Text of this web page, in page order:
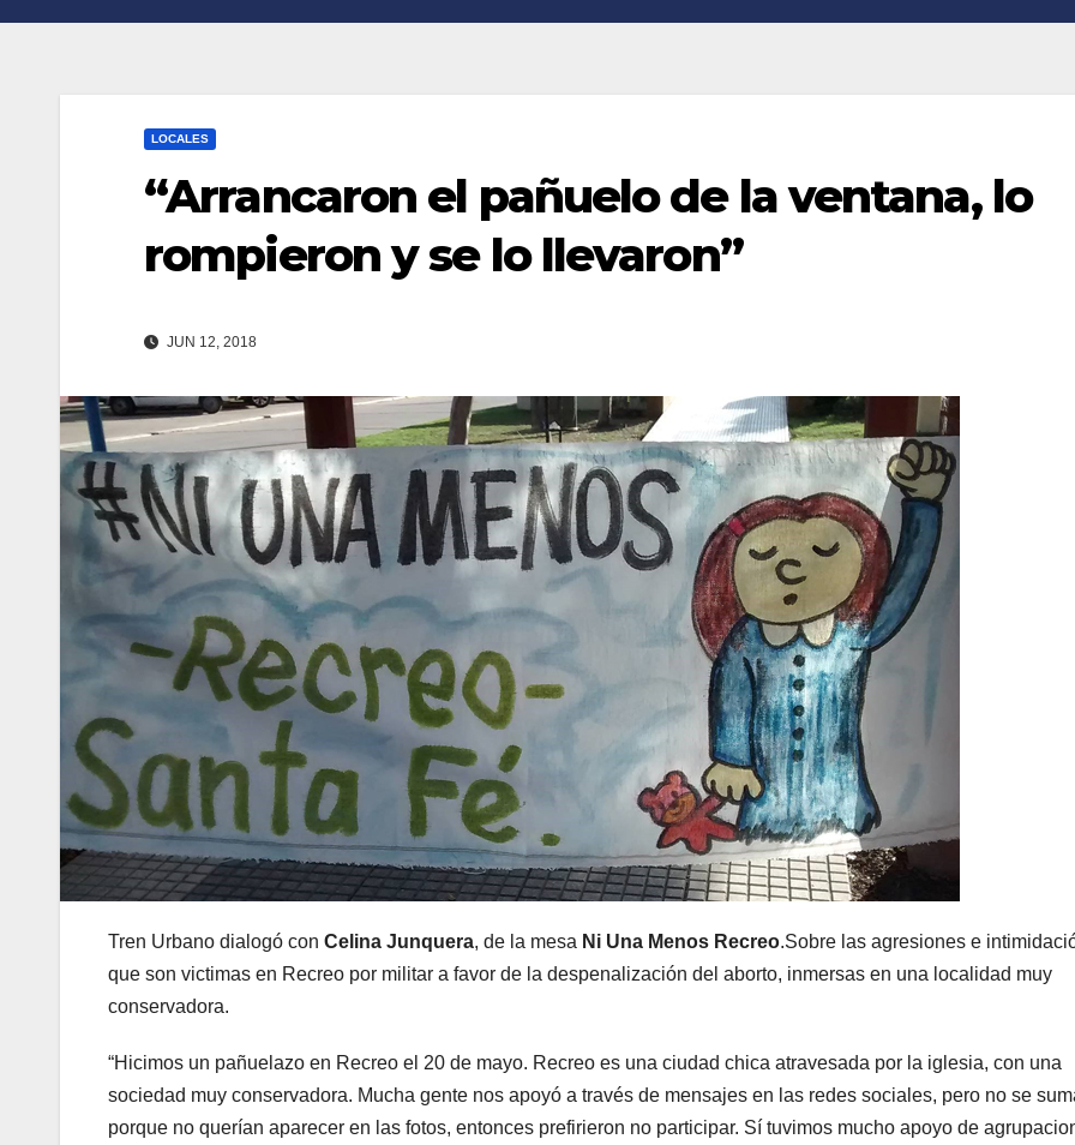
LOCALES
“Arrancaron el pañuelo de la ventana, lo
rompieron y se lo llevaron”
JUN 12, 2018
Tren Urbano dialogó con Celina Junquera, de la mesa Ni Una Menos Recreo.Sobre las agresiones e
que son victimas en Recreo por militar a favor de la despenalización del aborto, inmersas en una localidad muy
conservadora.
“Hicimos un pañuelazo en Recreo el 20 de mayo. Recreo es una ciudad chica atravesada por la iglesia, con una
sociedad muy conservadora. Mucha gente nos apoyó a través de mensajes en las redes sociales, pero no se
porque no querían aparecer en las fotos, entonces prefirieron no participar. Sí tuvimos mucho apoyo de
n